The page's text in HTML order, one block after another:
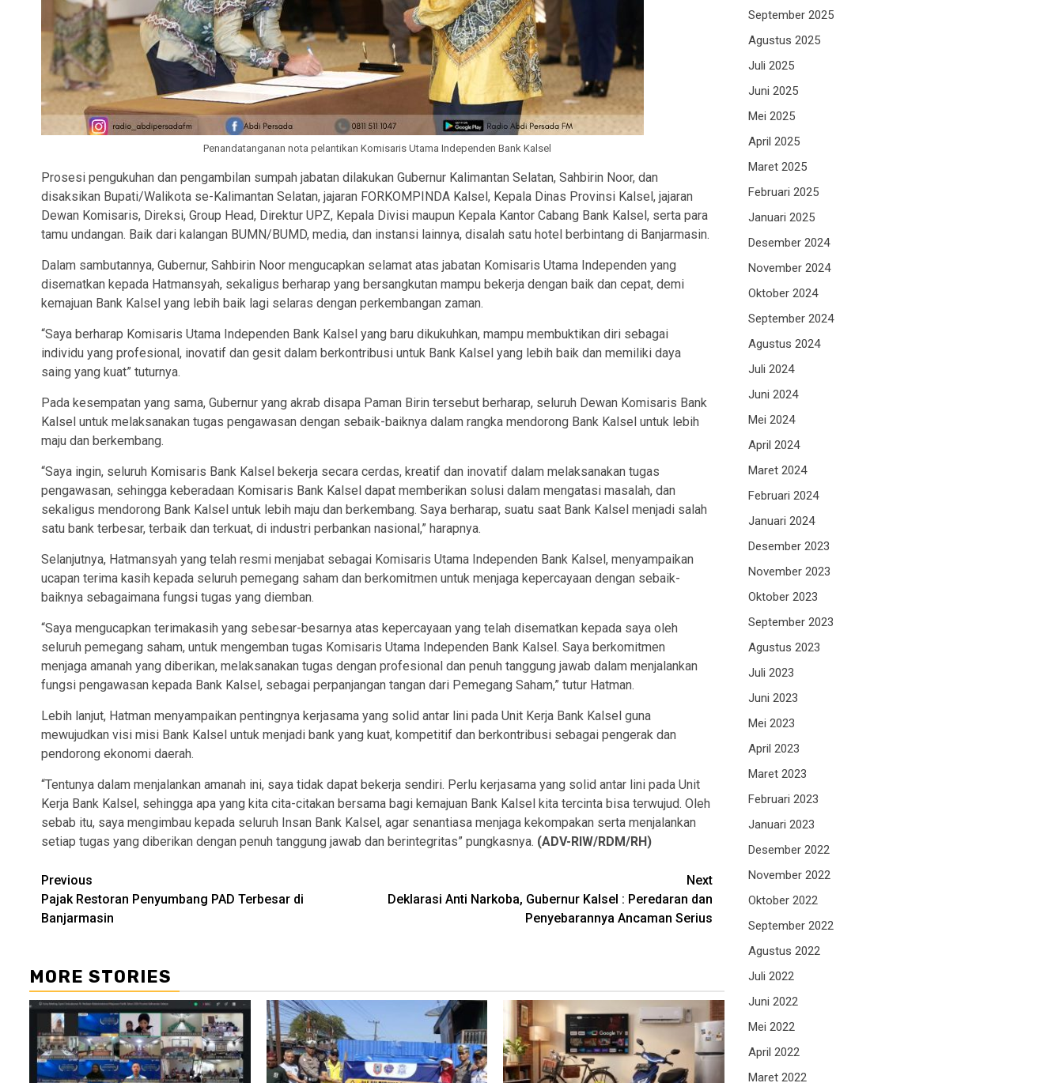
Penandatanganan nota pelantikan Komisaris Utama Independen Bank Kalsel
Prosesi pengukuhan dan pengambilan sumpah jabatan dilakukan Gubernur Kalimantan Selatan, Sahbirin Noor, dan
disaksikan Bupati/Walikota se-Kalimantan Selatan, jajaran FORKOMPINDA Kalsel, Kepala Dinas Provinsi Kalsel, jajaran
Dewan Komisaris, Direksi, Group Head, Direktur UPZ, Kepala Divisi maupun Kepala Kantor Cabang Bank Kalsel, serta para
tamu undangan. Baik dari kalangan BUMN/BUMD, media, dan instansi lainnya, disalah satu hotel berbintang di Banjarmasin.
Dalam sambutannya, Gubernur, Sahbirin Noor mengucapkan selamat atas jabatan Komisaris Utama Independen yang
disematkan kepada Hatmansyah, sekaligus berharap yang bersangkutan mampu bekerja dengan baik dan cepat, demi
kemajuan Bank Kalsel yang lebih baik lagi selaras dengan perkembangan zaman.
“Saya berharap Komisaris Utama Independen Bank Kalsel yang baru dikukuhkan, mampu membuktikan diri sebagai
individu yang profesional, inovatif dan gesit dalam berkontribusi untuk Bank Kalsel yang lebih baik dan memiliki daya
saing yang kuat” tuturnya.
Pada kesempatan yang sama, Gubernur yang akrab disapa Paman Birin tersebut berharap, seluruh Dewan Komisaris Bank
Kalsel untuk melaksanakan tugas pengawasan dengan sebaik-baiknya dalam rangka mendorong Bank Kalsel untuk lebih
maju dan berkembang.
“Saya ingin, seluruh Komisaris Bank Kalsel bekerja secara cerdas, kreatif dan inovatif dalam melaksanakan tugas
pengawasan, sehingga keberadaan Komisaris Bank Kalsel dapat memberikan solusi dalam mengatasi masalah, dan
sekaligus mendorong Bank Kalsel untuk lebih maju dan berkembang. Saya berharap, suatu saat Bank Kalsel menjadi salah
satu bank terbesar, terbaik dan terkuat, di industri perbankan nasional,” harapnya.
Selanjutnya, Hatmansyah yang telah resmi menjabat sebagai Komisaris Utama Independen Bank Kalsel, menyampaikan
ucapan terima kasih kepada seluruh pemegang saham dan berkomitmen untuk menjaga kepercayaan dengan sebaik-
baiknya sebagaimana fungsi tugas yang diemban.
“Saya mengucapkan terimakasih yang sebesar-besarnya atas kepercayaan yang telah disematkan kepada saya oleh
seluruh pemegang saham, untuk mengemban tugas Komisaris Utama Independen Bank Kalsel. Saya berkomitmen
menjaga amanah yang diberikan, melaksanakan tugas dengan profesional dan penuh tanggung jawab dalam menjalankan
fungsi pengawasan kepada Bank Kalsel, sebagai perpanjangan tangan dari Pemegang Saham,” tutur Hatman.
Lebih lanjut, Hatman menyampaikan pentingnya kerjasama yang solid antar lini pada Unit Kerja Bank Kalsel guna
mewujudkan visi misi Bank Kalsel untuk menjadi bank yang kuat, kompetitif dan berkontribusi sebagai pengerak dan
pendorong ekonomi daerah.
“Tentunya dalam menjalankan amanah ini, saya tidak dapat bekerja sendiri. Perlu kerjasama yang solid antar lini pada Unit
Kerja Bank Kalsel, sehingga apa yang kita cita-citakan bersama bagi kemajuan Bank Kalsel kita tercinta bisa terwujud. Oleh
sebab itu, saya mengimbau kepada seluruh Insan Bank Kalsel, agar senantiasa menjaga kekompakan serta menjalankan
setiap tugas yang diberikan dengan penuh tanggung jawab dan berintegritas” pungkasnya. (ADV-RIW/RDM/RH)
Continue
Reading
Previous
Pajak Restoran Penyumbang PAD Terbesar di
Banjarmasin
Next
Deklarasi Anti Narkoba, Gubernur Kalsel : Peredaran dan
Penyebarannya Ancaman Serius
MORE STORIES
September 2025
Agustus 2025
Juli 2025
Juni 2025
Mei 2025
April 2025
Maret 2025
Februari 2025
Januari 2025
Desember 2024
November 2024
Oktober 2024
September 2024
Agustus 2024
Juli 2024
Juni 2024
Mei 2024
April 2024
Maret 2024
Februari 2024
Januari 2024
Desember 2023
November 2023
Oktober 2023
September 2023
Agustus 2023
Juli 2023
Juni 2023
Mei 2023
April 2023
Maret 2023
Februari 2023
Januari 2023
Desember 2022
November 2022
Oktober 2022
September 2022
Agustus 2022
Juli 2022
Juni 2022
Mei 2022
April 2022
Maret 2022